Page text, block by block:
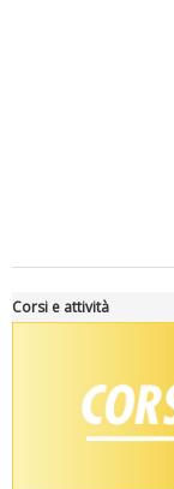
Tiziano Pesce a
Corsi e attività